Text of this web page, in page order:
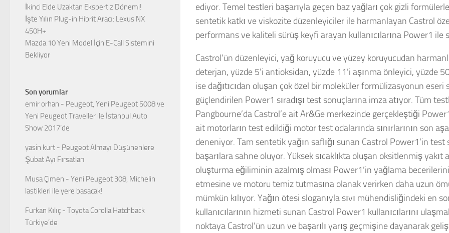
ediyor. Temel testleri başarıyla geçen baz yağları çok gizli
sentetik katkı ve viskozite düzenleyiciler ile harmanlayan Castrol
performans ve kaliteli sürüş keyfi arayan kullanıcılarına Power1 ile
Castrol’ün düzenleyici, yağ koruyucu ve yüzey koruyucudan
deterjan, yüzde 5’i antioksidan, yüzde 11’i aşınma önleyici, yüzde
ise dağıtıcıdan oluşan çok özel bir moleküler formülizasyonun eseri
güçlendirilen Power1 sıradışı test sonuçlarına imza atıyor. Tüm
Pangbourne’da Castrol’e ait Ar&Ge merkezinde gerçekleştiği
ait motorların test edildiği motor test odalarında sınırlarının son
deneniyor. Tam sentetik yağın saflığı sunan Castrol Power1’in test
başarılara sahne oluyor. Yüksek sıcaklıkta oluşan oksitlenmiş yakıt
oluşturma eğiliminin azalmış olması Power1’in yağlama
etmesine ve motoru temiz tutmasına olanak verirken daha uzun
mümkün kılıyor. Yağın ötesi sloganıyla sıvı mühendisliğindeki en
kullanıcılarının hizmeti sunan Castrol Power1 kullanıcılarını
noktaya Castrol’ün uzun ve başarılı yarış geçmişine dayanarak
İkinci Elde Uzaktan Ekspertiz Dönemi!
İşte Yılın Plug-in Hibrit Aracı: Lexus NX
450H+
Mazda 10 Yeni Model İçin E-Call Sistemini
Bekliyor
Son yorumlar
emir orhan - Peugeot, Yeni Peugeot 5008 ve
Yeni Peugeot Traveller ile İstanbul Auto
Show 2017’de
yasin kurt - Peugeot Almayı Düşünenlere
Şubat Ayı Fırsatları
Musa Çimen - Yeni Peugeot 308, Michelin
lastikleri ile yere basacak!
Furkan Kılıç - Toyota Corolla Hatchback
Türkiye’de